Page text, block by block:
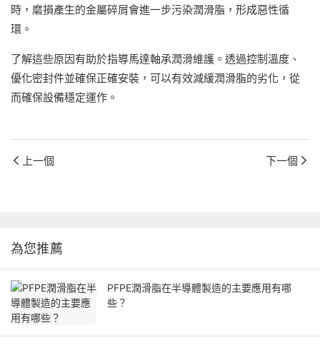
時，磨損產生的金屬碎屑會進一步污染潤滑脂，形成惡性循
環。
了解這些原因有助於指導馬達軸承潤滑維護。透過控制溫度、
優化密封件並確保正確安裝，可以有效減緩潤滑脂的劣化，從
而確保設備穩定運作。
上一個 下一個
為您推薦
PFPE潤滑脂在半導體製造的主要應用有哪
些？